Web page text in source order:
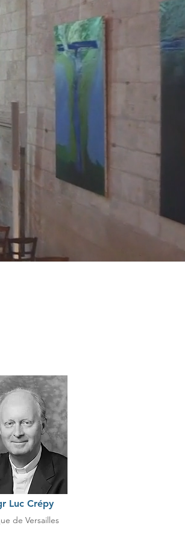
Luc Crépy
de Versailles